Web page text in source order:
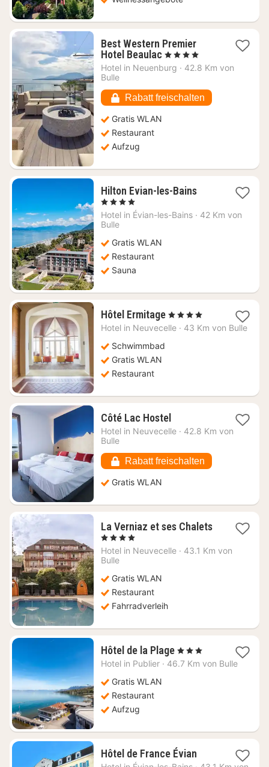
Best Western Premier
Hotel Beaulac1
Nacht
ab
€
, 4 Sterne
Hotel in Neuenburg · 42.8 Km von
Bulle
Rabatt freischalten
Gratis WLAN
Restaurant
Aufzug
Hilton Evian-les-Bains1
ab
, 4 Sterne
Hotel in Évian-les-Bains · 42 Km von
Bulle
Gratis WLAN
Restaurant
Sauna
Hôtel Ermitage1
Nacht
, 4 Sterne
Hotel in Neuvecelle · 43 Km von Bulle
Schwimmbad
Gratis WLAN
Restaurant
Côté Lac Hostel1
Nacht
€
Hotel in Neuvecelle · 42.8 Km von
Bulle
Rabatt freischalten
Gratis WLAN
La Verniaz et ses Chalets
1
Nacht
ab
€
, 4 Sterne
Hotel in Neuvecelle · 43.1 Km von
Bulle
Gratis WLAN
Restaurant
Fahrradverleih
Hôtel de la Plage1
Nacht
, 3 Sterne
Hotel in Publier · 46.7 Km von Bulle
Gratis WLAN
Restaurant
Aufzug
Hôtel de France Évian1
Nacht